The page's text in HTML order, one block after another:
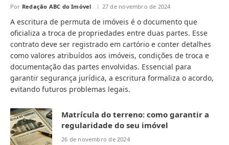
Por Redação ABC do Imóvel 27 de novembro de 2024
A escritura de permuta de imóveis é o documento que
oficializa a troca de propriedades entre duas partes. Esse
contrato deve ser registrado em cartório e conter detalhes
como valores atribuídos aos imóveis, condições de troca e
documentação das partes envolvidas. Essencial para
garantir segurança jurídica, a escritura formaliza o acordo,
evitando futuros problemas legais.
Matrícula do terreno: como garantir a
regularidade do seu imóvel
26 de novembro de 2024